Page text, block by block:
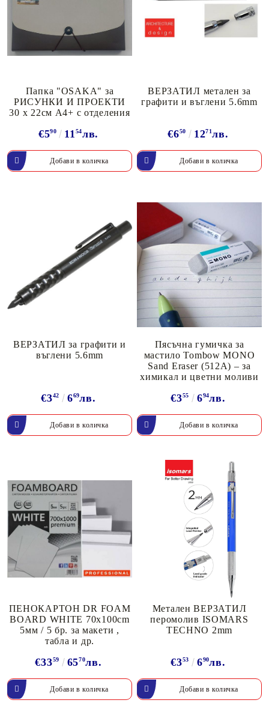
Папка "OSAKA" за
РИСУНКИ И ПРОЕКТИ
30 х 22см А4+ с отделения
€590 11 54лв.
ВЕРЗАТИЛ метален за
графити и въглени 5.6mm
€650 1271лв.
ВЕРЗАТИЛ за графити и
въглени 5.6mm
€342 669лв.
Пясъчна гумичка за
мастило Tombow MONO
Sand Eraser (512A) – за
химикал и цветни моливи
€355 694лв.
ПЕНОКАРТОН DR FOAM
BOARD WHITE 70x100cm
5мм / 5 бр. за макети ,
табла и др.
€3359 6570лв.
Метален ВЕРЗАТИЛ
перомолив ISOMARS
TECHNO 2mm
€353 690лв.